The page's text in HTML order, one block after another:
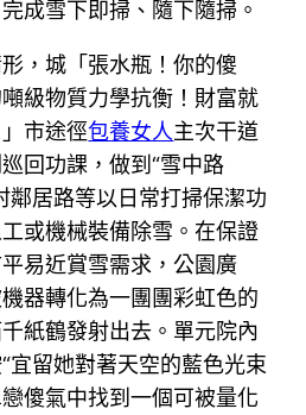
成雪下即掃、隨下隨掃。
，城「張水瓶！你的傻
級物質力學抗衡！財富就
市途徑包養女人主次干道
回功課，做到“雪中路
鄰居路等以日常打掃保潔功
或機械裝備除雪。在保證
易近賞雪需求，公園廣
器轉化為一團團彩虹色的
紙鶴發射出去。單元院內
宜留她對著天空的藍色光束
傻氣中找到一個可被量化